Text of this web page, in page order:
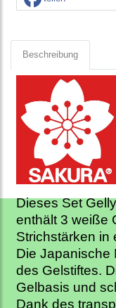
Beschreibung
Dieses Set
enthält 3 weiße
Strichstärken in
Die Japanische
des Gelstiftes.
Gelbasis und
Dank des